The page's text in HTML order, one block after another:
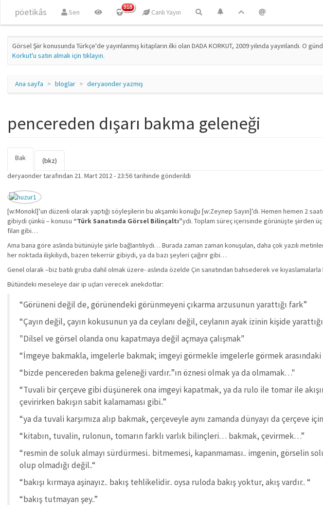
pöetikâs Sen
918
Canlı Yayın
Görsel Şiir konusunda Türkçe'de yayınlanmış kitapların ilki olan DADA KORKUT, 2009 yılında yayınlandı.
Korkut'u satın almak için tıklayın.
Ana sayfa bloglar deryaonder yazmış
pencereden dışarı bakma geleneği
Birincil sekmeler
Bak
sekme)
(bkz)
deryaondertarafından 21. Mart 2012 - 23:56 tarihinde gönderildi
[w:Monokl]’un düzenli olarak yaptığı söyleşilerin bu akşamki konuğu [w:Zeynep Sayın]’dı. Hemen hemen 2
gibiydi çünkü – konusu “Türk Sanatında Görsel Bilinçaltı”ydı. Toplam süreç içerisinde görünüşte şiirden
filan gibi…
Ama bana göre aslında bütünüyle şiirle bağlantılıydı… Burada zaman zaman konuşulan, daha çok yazılı
her noktada ilişkiliydi, bazen tekerrür gibiydi, ya da bazı şeyleri çağırır gibi…
Genel olarak –biz batılı gruba dahil olmak üzere- aslında özelde Çin sanatından bahsederek ve
Bütündeki meseleye dair ip uçları verecek anekdotlar:
“Görüneni değil de, görünendeki görünmeyeni çıkarma arzusunun yarattığı fark”
“Çayın değil, çayın kokusunun ya da ceylanı değil, ceylanın ayak izinin kişide
"Dilsel ve görsel olanda onu kapatmaya değil açmaya çalışmak"
“İmgeye bakmakla, imgelerle bakmak; imgeyi görmekle imgelerle görmek arasındaki
“bizde pencereden bakma geleneği vardır..”ın öznesi olmak ya da olmamak…"
“Tuvali bir çerçeve gibi düşünerek ona imgeyi kapatmak, ya da rulo ile tomar ile
çevirirken bakışın sabit kalamaması gibi..”
“ya da tuvali karşımıza alıp bakmak, çerçeveyle aynı zamanda dünyayı da çerçeve
“kitabın, tuvalin, rulonun, tomarın farklı varlık bilinçleri… bakmak, çevirmek…”
“resmin de soluk almayı sürdürmesi.. bitmemesi, kapanmaması.. imgenin, görselin
olup olmadığı değil..“
“bakışı kırmaya aşinayız.. bakış tehlikelidir.. oysa ruloda bakış yoktur, akış vardır.. “
“bakış tutmayan şey..”